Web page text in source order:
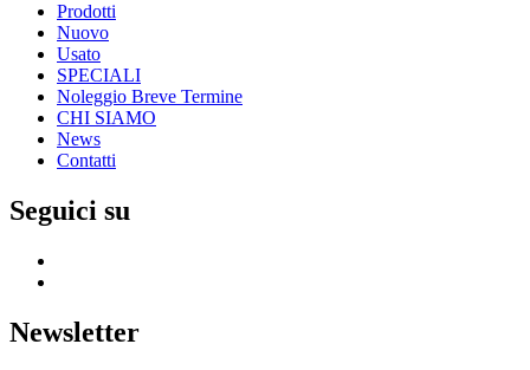
Prodotti
Nuovo
Usato
SPECIALI
Noleggio Breve Termine
CHI SIAMO
News
Contatti
Seguici su
Newsletter